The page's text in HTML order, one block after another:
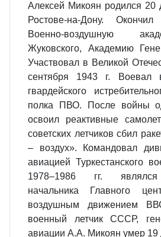
Алексей Микоян родился 20
Ростове-на-Дону.
Военно-воздушную
Жуковского, Академию
Участвовал в Великой
сентября 1943 г. Воевал
гвардейского
полка ПВО. После войны
освоил реактивные
советских летчиков сбил
– воздух». Командовал
авиацией Туркестанского
1978–1986 гг. являлся
начальника Главного
воздушным движением
военный летчик СССР,
авиации А.А. Микоян умер 19